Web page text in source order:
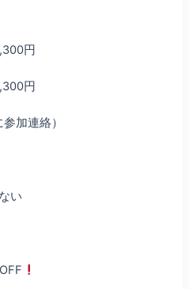
円
円
加連絡）
い